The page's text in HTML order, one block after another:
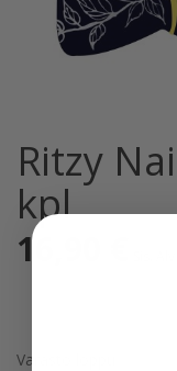
Ritzy
kpl
16,90
Varasto loppu